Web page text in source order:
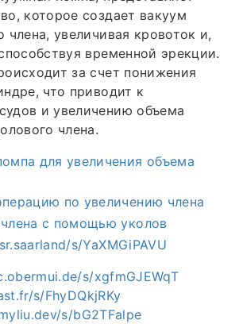
которое создает вакуум
члена, увеличивая кровоток и,
временной эрекции.
за счет понижения
что приводит к
и увеличению объема
члена.
для увеличения объема
по увеличению члена
с помощью уколов
s/YaXMGiPAVU
s/xgfmGJEWqT
s/FhyDQkjRKy
s/bG2TFalpe